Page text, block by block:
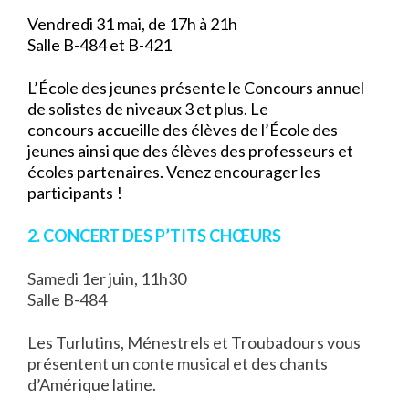
Vendredi 31 mai, de 17h à 21h
Salle B-484 et B-421
L’École des jeunes présente le Concours annuel
de solistes de niveaux 3 et plus. Le
concours accueille des élèves de l’École des
jeunes ainsi que des élèves des professeurs et
écoles partenaires. Venez encourager les
participants !
2. CONCERT DES P’TITS CHŒURS
Samedi 1er juin, 11h30
Salle B-484
Les Turlutins, Ménestrels et Troubadours vous
présentent un conte musical et des chants
d’Amérique latine.